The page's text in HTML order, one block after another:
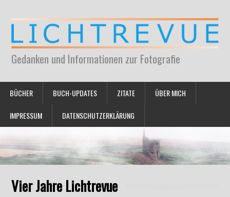
Gedanken und Informationen zur Fotografie
BÜCHER BUCH-UPDATES ZITATE ÜBER MICH
IMPRESSUM DATENSCHUTZERKLÄRUNG
Vier Jahre Lichtrevue